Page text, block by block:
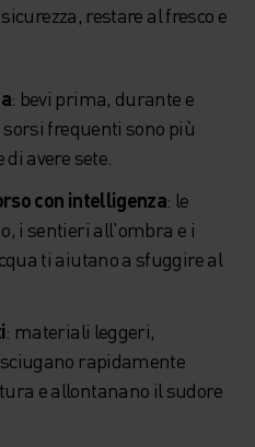
restare al fresco e
: bevi prima, durante e
sorsi frequenti sono più
avere sete.
con intelligenza: le
i sentieri all'ombra e i
ti aiutano a sfuggire al
: materiali leggeri,
rapidamente
e allontanano il sudore